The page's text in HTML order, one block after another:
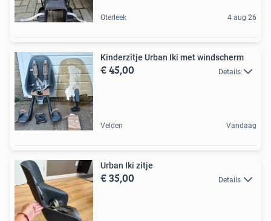
Oterleek 4 aug 26
Kinderzitje Urban Iki met windscherm
€ 45,00 Details
Velden Vandaag
Urban Iki zitje
€ 35,00 Details